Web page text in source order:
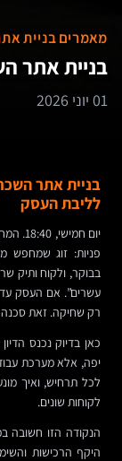
מאמרים בניית
בניית אתר
01 יוני 2026
בניית אתר
לליבת העסק
יום
פניות: זוג שמחפש
בבוקר, ולקוח ותיק
עשרים”. אם העסק
רק שחיקה. זאת סכנה
כאן בדיוק נכנס
יפה, אלא מערכת
לכל תרחיש, ואיך
לקוחות שונים.
הנקודה הזו חשובה
היקף הרכישות